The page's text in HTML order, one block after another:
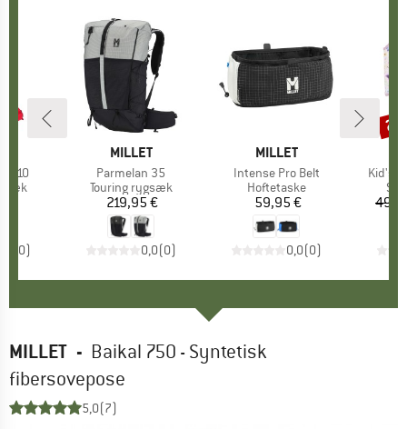
0)
MÆRKE
MILLET
Artikel
Parmelan 35
Produktgruppe
Touring rygsæk
Pris
219,95 €
0,0(0)
MÆRKE
MILLET
Artikel
Intense Pro Belt
Produktgruppe
Hoftetaske
Pris
59,95 €
0,0(0)
Artikel
Kid's
MILLET - Baikal 750 - Syntetisk
fibersovepose
5,0(7)